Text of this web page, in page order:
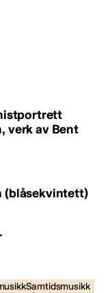
verk av Bent
(blåsekvintett)